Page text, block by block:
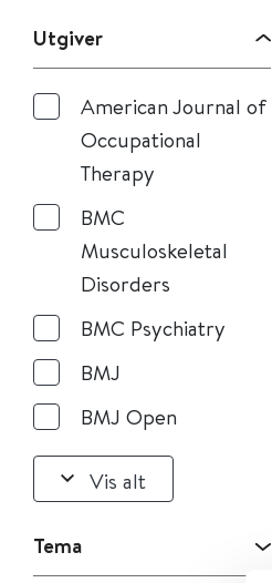
Utgiver
American Journal of
Occupational
Therapy
BMC
Musculoskeletal
Disorders
BMC Psychiatry
BMJ
BMJ Open
Vis alt
Tema